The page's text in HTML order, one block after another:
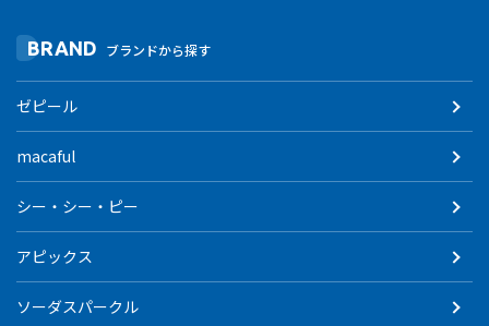
BRAND ブランドから探す
ゼピール
macaful
シー・シー・ピー
アピックス
ソーダスパークル